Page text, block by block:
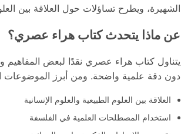
الشهيرة، ويطرح تساؤلات حول العلاقة بين
عن ماذا يتحدث كتاب هراء عصري؟
يتناول كتاب هراء عصري نقدًا لبعض
دون دقة علمية واضحة. ومن أبرز الموضوعات
العلاقة بين العلوم الطبيعية والعلوم الإنسانية
استخدام المصطلحات العلمية في الفلسفة